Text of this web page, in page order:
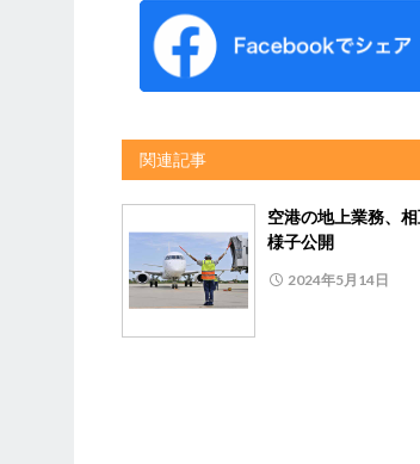
関連記事
空港の地上業務、相
様子公開
2024年5月14日